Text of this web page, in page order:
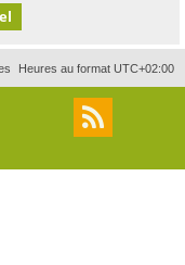
Heures au format UTC+02:00